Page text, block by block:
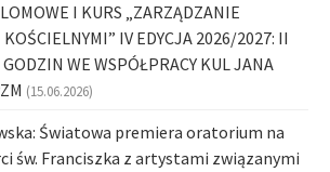
I KURS „ZARZĄDZANIE
IV EDYCJA 2026/2027: II
GODZIN WE WSPÓŁPRACY KUL JANA
(15.06.2026)
Światowa premiera oratorium na
św. Franciszka z artystami związanymi